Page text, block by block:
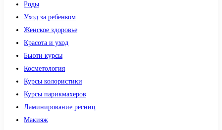
Роды
Уход за ребенком
Женское здоровье
Красота и уход
Бьюти курсы
Косметология
Курсы колористики
Курсы парикмахеров
Ламинирование ресниц
Макияж